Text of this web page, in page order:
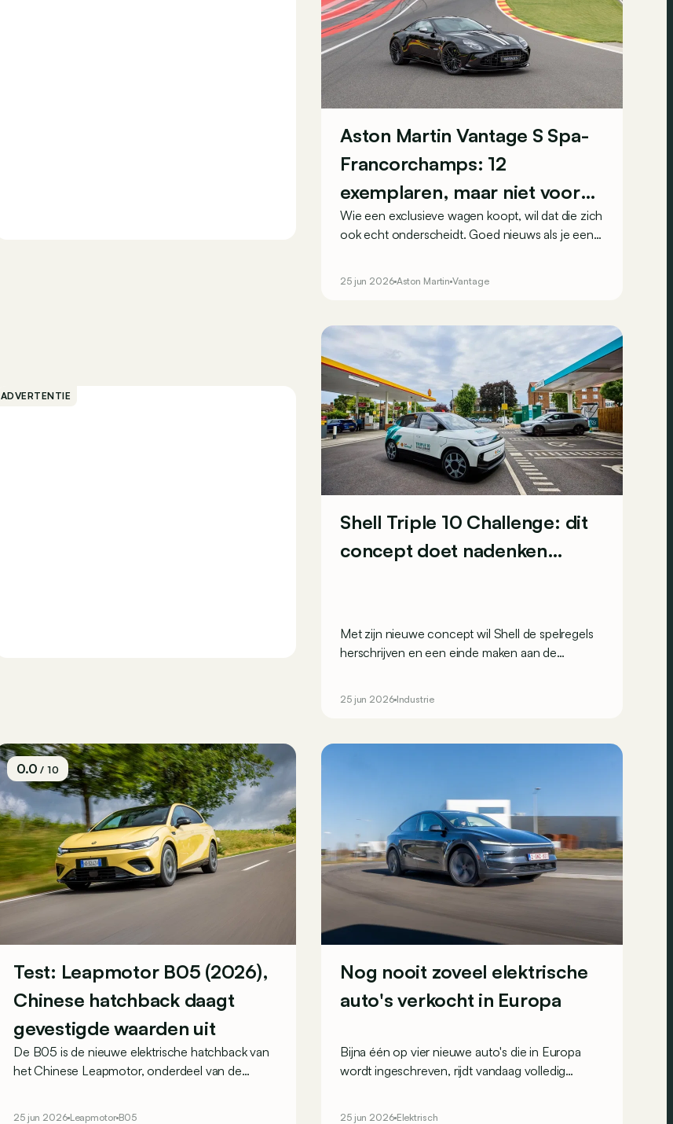
Aston Martin Vantage S Spa-
Francorchamps: 12
exemplaren, maar niet voor
iedereen
Wie een exclusieve wagen koopt, wil dat die zich
ook echt onderscheidt. Goed nieuws als je een
het perfecte excuus om toe te happen.
weggelegd voor klanten in België en Luxemburg.
25 jun 2026 Aston Martin Vantage
ADVERTENTIE
Shell Triple 10 Challenge: dit
concept doet nadenken…
Met zijn nieuwe concept wil Shell de spelregels
herschrijven en een einde maken aan de
25 jun 2026 Industrie
0.0/ 10
Test: Leapmotor B05 (2026),
Chinese hatchback daagt
gevestigde waarden uit
De B05 is de nieuwe elektrische hatchback van
het Chinese Leapmotor, onderdeel van de
25 jun 2026 Leapmotor B05
Nog nooit zoveel elektrische
auto's verkocht in Europa
Bijna één op vier nieuwe auto's die in Europa
wordt ingeschreven, rijdt vandaag volledig
25 jun 2026 Elektrisch